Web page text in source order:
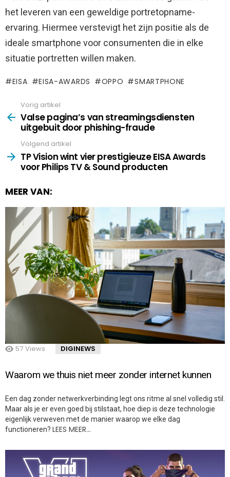
het leveren van een geweldige portretopname-
ervaring. Hiermee verstevigt het zijn positie als de
ideale smartphone voor consumenten die in elke
situatie portretten willen maken.
EISA EISA-AWARDS OPPO SMARTPHONE
more
Vorig artikel
Valse pagina’s van streamingsdiensten
uitgebuit door phishing-fraude
Volgend artikel
TP Vision wint vier prestigieuze EISA Awards
voor Philips TV & Sound producten
MEER VAN:
57 Views DIGINEWS
Waarom we thuis niet meer zonder internet kunnen
Een dag zonder netwerkverbinding legt ons ritme al snel volledig stil.
Maar als je er even goed bij stilstaat, hoe diep is deze technologie
eigenlijk verweven met de manier waarop we elke dag
functioneren? LEES MEER…